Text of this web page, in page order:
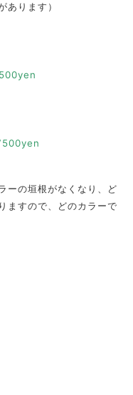
あります）
ーの垣根がなくなり、ど
ますので、どのカラーで